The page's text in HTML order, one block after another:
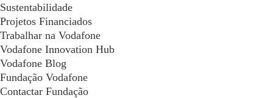
Sustentabilidade
Projetos Financiados
Trabalhar na Vodafone
Vodafone Innovation Hub
Vodafone Blog
Fundação Vodafone
Contactar Fundação